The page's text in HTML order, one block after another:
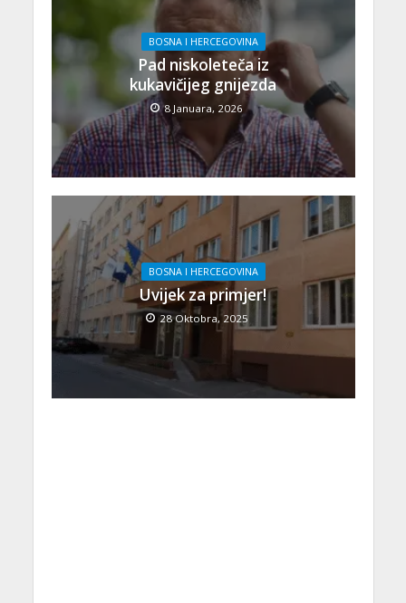
BOSNA I HERCEGOVINA
Pad niskoleteča iz
kukavičijeg gnijezda
8 Januara, 2026
BOSNA I HERCEGOVINA
Uvijek za primjer!
28 Oktobra, 2025